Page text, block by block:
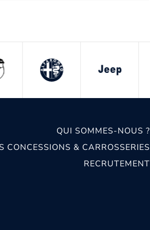
QUI SOMMES-NOUS ?
CONCESSIONS & CARROSSERIES
RECRUTEMENT